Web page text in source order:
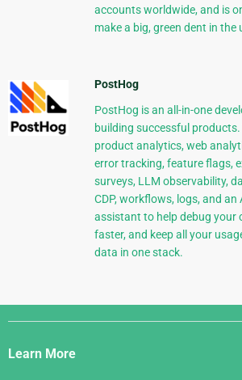
accounts worldwide, and is
make a big, green dent in the
PostHog
PostHog is an all-in-one
building successful products.
product analytics, web
error tracking, feature flags,
surveys, LLM observability,
CDP, workflows, logs, and an
assistant to help debug your
faster, and keep all your
data in one stack.
Django
Links
Learn More